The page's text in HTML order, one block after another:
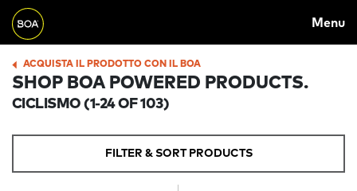
Skip to main content
NAVIGATION
Menu
BREADCRUMB
ACQUISTA IL PRODOTTO CON IL BOA
SHOP BOA POWERED PRODUCTS.
CICLISMO (1-24 OF 103)
FILTER & SORT PRODUCTS